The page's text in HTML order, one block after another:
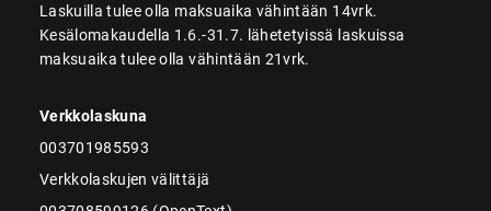
Laskuilla tulee olla maksuaika vähintään 14vrk.
Kesälomakaudella 1.6.-31.7. lähetetyissä laskuissa
maksuaika tulee olla vähintään 21vrk.
Verkkolaskuna
003701985593
Verkkolaskujen välittäjä